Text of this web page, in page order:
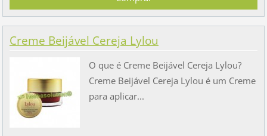
Creme Beijável Cereja Lylou
O que é Creme Beijável Cereja Lylou?
Creme Beijável Cereja Lylou é um Creme
para aplicar...